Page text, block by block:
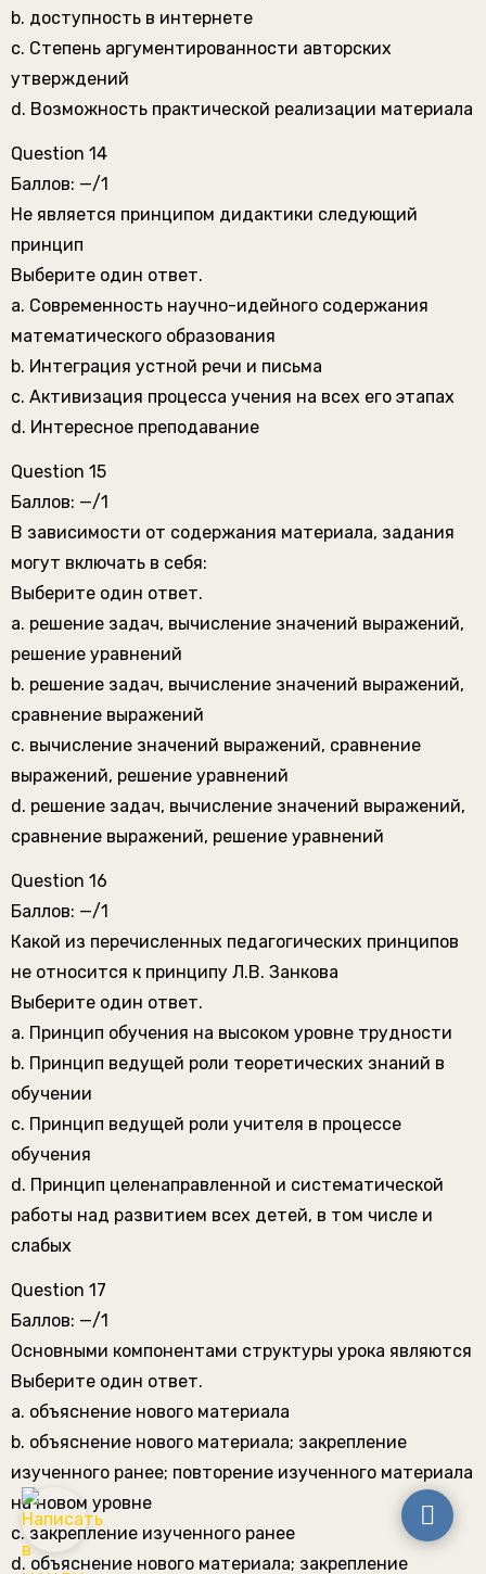
b. доступность в интернете
c. Степень аргументированности авторских
утверждений
d. Возможность практической реализации материала
Question 14
Баллов: —/1
Не является принципом дидактики следующий
принцип
Выберите один ответ.
a. Современность научно-идейного содержания
математического образования
b. Интеграция устной речи и письма
c. Активизация процесса учения на всех его этапах
d. Интересное преподавание
Question 15
Баллов: —/1
В зависимости от содержания материала, задания
могут включать в себя:
Выберите один ответ.
a. решение задач, вычисление значений выражений,
решение уравнений
b. решение задач, вычисление значений выражений,
сравнение выражений
c. вычисление значений выражений, сравнение
выражений, решение уравнений
d. решение задач, вычисление значений выражений,
сравнение выражений, решение уравнений
Question 16
Баллов: —/1
Какой из перечисленных педагогических принципов
не относится к принципу Л.В. Занкова
Выберите один ответ.
a. Принцип обучения на высоком уровне трудности
b. Принцип ведущей роли теоретических знаний в
обучении
c. Принцип ведущей роли учителя в процессе
обучения
d. Принцип целенаправленной и систематической
работы над развитием всех детей, в том числе и
слабых
Question 17
Баллов: —/1
Основными компонентами структуры урока являются
Выберите один ответ.
a. объяснение нового материала
b. объяснение нового материала; закрепление
изученного ранее; повторение изученного материала
на новом уровне
c. закрепление изученного ранее
d. объяснение нового материала; закрепление